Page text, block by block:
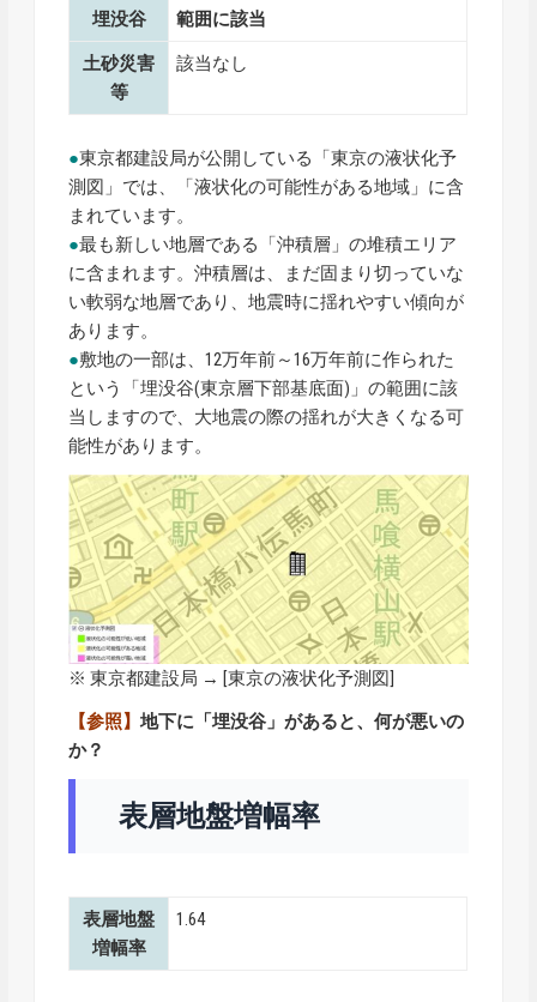
埋没谷 範囲に該当
土砂災害
等
該当なし
●東京都建設局が公開している「東京の液状化予
測図」では、「液状化の可能性がある地域」に含
まれています。
●最も新しい地層である「沖積層」の堆積エリア
に含まれます。沖積層は、まだ固まり切っていな
い軟弱な地層であり、地震時に揺れやすい傾向が
あります。
●敷地の一部は、12万年前～16万年前に作られた
という「埋没谷(東京層下部基底面)」の範囲に該
当しますので、大地震の際の揺れが大きくなる可
能性があります。
※ 東京都建設局 → [東京の液状化予測図]
【参照】地下に「埋没谷」があると、何が悪いの
か？
表層地盤増幅率
表層地盤
増幅率
1.64